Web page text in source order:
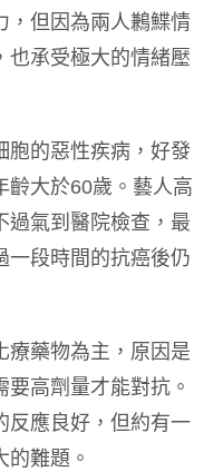
，但因為兩人鶼鰈情
也承受極大的情緒壓
胞的惡性疾病，好發
齡大於60歲。藝人高
過氣到醫院檢查，最
一段時間的抗癌後仍
療藥物為主，原因是
高劑量才能對抗。
反應良好，但約有一
難題。